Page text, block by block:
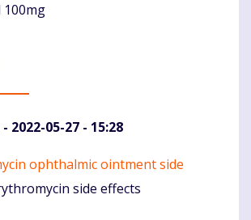
100mg
- 2022-05-27 - 15:28
ophthalmic ointment side
side effects